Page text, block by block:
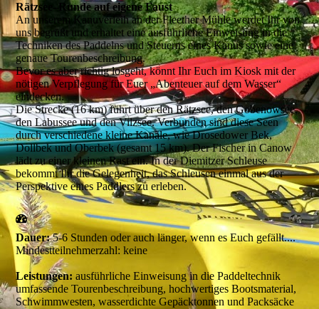
Rätzsee–Runde auf eigene Faust
An unserem Kanuverleih an der Fleether Mühle werdet Ihr von
uns begrüßt und erhaltet eine ausführliche Einweisung in die
Techniken des Paddelns und Steuerns eines Kanus sowie eine
genaue Tourenbeschreibung.
Bevor es aber richtig losgeht, könnt Ihr Euch im Kiosk mit der
nötigen Verpflegung für Euer „Abenteuer auf dem Wasser“
eindecken.
Die Strecke (16 km) führt über den Rätzsee, den Gobenowsee,
den Labussee und den Vilzsee. Verbunden sind diese Seen
durch verschiedene kleine Kanäle, wie Drosedower Bek,
Dollbek und Oberbek (gesamt 15 km). Der Fischer in Canow
lädt zu einer kleinen Rast ein. In der Diemitzer Schleuse
bekommt Ihr die Gelegenheit, das Schleusen einmal aus der
Perspektive eines Paddlers zu erleben.
Dauer:5-6 Stunden oder auch länger, wenn es Euch gefällt....
Mindestteilnehmerzahl: keine
Leistungen: ausführliche Einweisung in die Paddeltechnik
umfassende Tourenbeschreibung, hochwertiges Bootsmaterial,
Schwimmwesten, wasserdichte Gepäcktonnen und Packsäcke